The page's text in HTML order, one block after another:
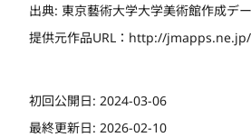
出典: 東京藝術大学大学美術館作成デ
提供元作品URL： http://
初回公開日: 2024-03-06
最終更新日: 2026-02-10